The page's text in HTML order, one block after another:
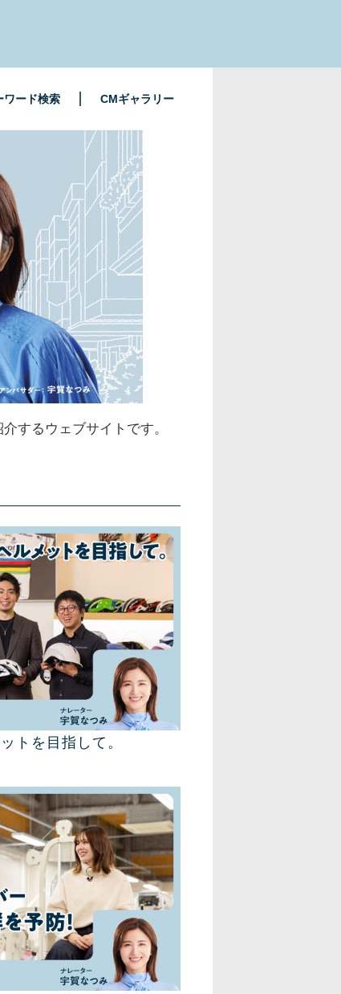
ワード検索 CMギャラリー
するウェブサイトです。
トを目指して。